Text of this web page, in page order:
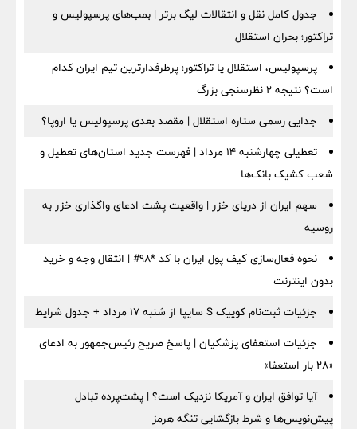
جدول کامل نقل و انتقالات لیگ برتر | بمب‌های پرسپولیس و
تراکتور؛ بحران استقلال
پرسپولیس، استقلال یا تراکتور؛ پرطرفدارترین تیم ایران کدام
است؟ نتیجه ۲ نظرسنجی بزرگ
جدایی رسمی ستاره استقلال | مقصد بعدی پرسپولیس یا اروپا؟
تعطیلی چهارشنبه ۱۴ مرداد | فهرست جدید استان‌های تعطیل و
شعب کشیک بانک‌ها
سهم ایران از دریای خزر | واقعیت پشت ادعای واگذاری خزر به
روسیه
نحوه فعال‌سازی کیف پول ایران با کد *98# | انتقال وجه و خرید
بدون اینترنت
جزئیات ثبت‌نام کوییک S سایپا از شنبه ۱۷ مرداد + جدول شرایط
جزئیات استعفای پزشکیان | پاسخ صریح رئیس‌جمهور به ادعای
«۲۸ بار استعفا»
آیا توافق ایران و آمریکا نزدیک است؟ | پشت‌پرده تبادل
پیش‌نویس‌ها و شرط بازگشایی تنگه هرمز